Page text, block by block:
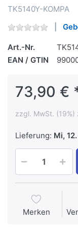
TK5140Y-KOMPA
Art.-Nr.
EAN / GTIN
73,90 €
zzgl. MwSt. (19%)
Lieferung: Mi, 12.
Merken